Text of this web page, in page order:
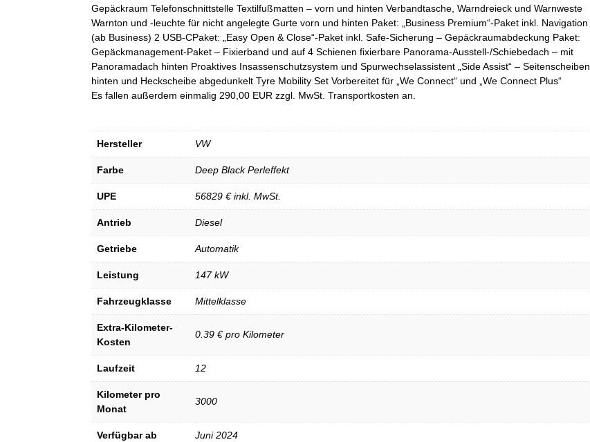
Gepäckraum Telefonschnittstelle Textilfußmatten – vorn und hinten Verbandtasche, Warndreieck und Warnweste
Warnton und -leuchte für nicht angelegte Gurte vorn und hinten Paket: „Business Premium“-Paket inkl. Navigation
(ab Business) 2 USB-CPaket: „Easy Open & Close“-Paket inkl. Safe-Sicherung – Gepäckraumabdeckung Paket:
Gepäckmanagement-Paket – Fixierband und auf 4 Schienen fixierbare Panorama-Ausstell-/Schiebedach – mit
Panoramadach hinten Proaktives Insassenschutzsystem und Spurwechselassistent „Side Assist“ – Seitenscheiben
hinten und Heckscheibe abgedunkelt Tyre Mobility Set Vorbereitet für „We Connect“ und „We Connect Plus“
Es fallen außerdem einmalig 290,00 EUR zzgl. MwSt. Transportkosten an.
Hersteller VW
Farbe Deep Black Perleffekt
UPE 56829 € inkl. MwSt.
Antrieb Diesel
Getriebe Automatik
Leistung 147 kW
Fahrzeugklasse Mittelklasse
Extra-Kilometer-
Kosten
0.39 € pro Kilometer
Laufzeit 12
Kilometer pro
Monat
3000
Verfügbar ab Juni 2024